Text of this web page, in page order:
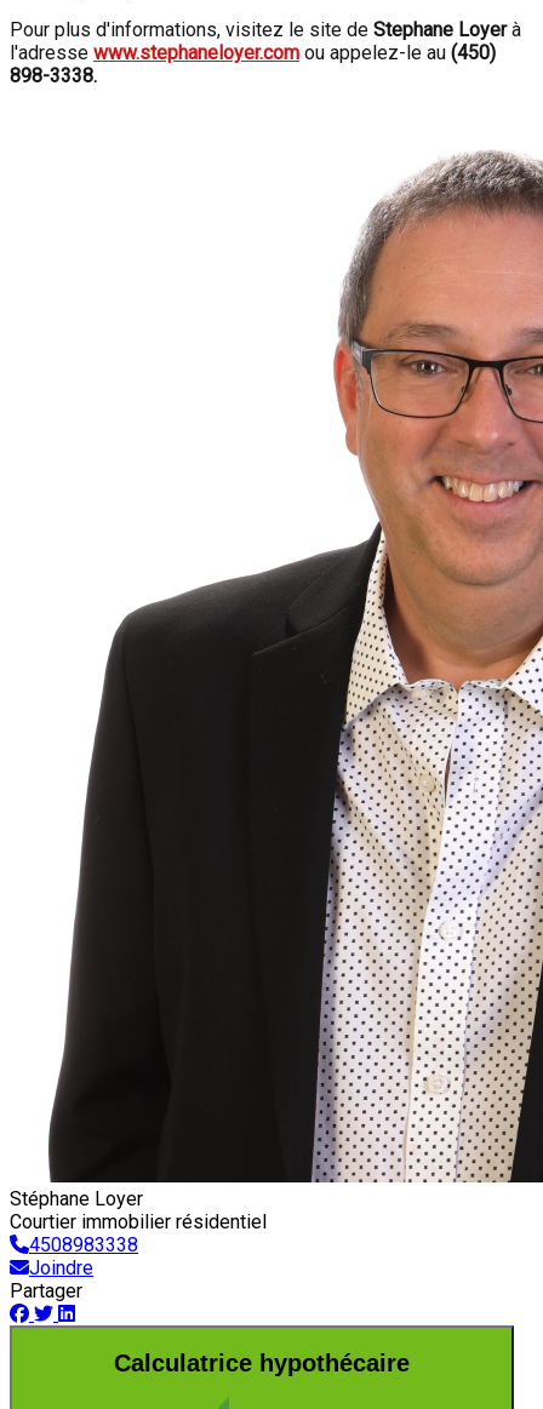
Pour plus d'informations, visitez le site de Stephane Loyerà
l'adresse www.stephaneloyer.com ou appelez-le au (450)
898-3338.
Stéphane Loyer
Courtier immobilier résidentiel
4508983338
Joindre
Partager
Calculatrice hypothécaire